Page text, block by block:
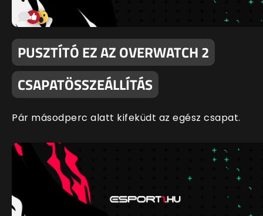
PUSZTÍTÓ EZ AZ OVERWATCH 2
CSAPATÖSSZEÁLLÍTÁS
Pár másodperc alatt kifeküdt az egész csapat.